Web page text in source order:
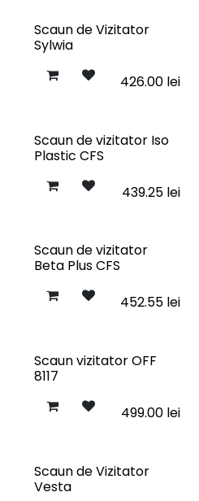
Scaun de Vizitator
Sylwia
426.00lei
Scaun de vizitator Iso
Plastic CFS
439.25lei
Scaun de vizitator
Beta Plus CFS
452.55lei
Scaun vizitator OFF
8117
499.00lei
Scaun de Vizitator
Vesta